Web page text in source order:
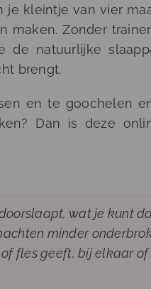
je kleintje van vier
maken. Zonder
de natuurlijke
brengt.
en te goochelen
Dan is deze
wat je kunt
minder
fles geeft, bij elkaar